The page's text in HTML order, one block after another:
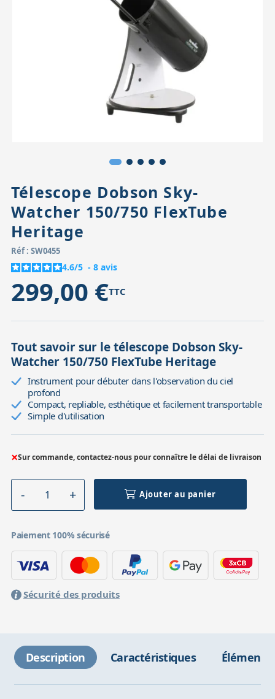
Accessoires pour montures
Télescope Dobson Sky-
Watcher 150/750 FlexTube
Heritage
Réf : SW0455
4.6/5 - 8 avis
299,00 €TTC
Tout savoir sur le télescope Dobson Sky-
Watcher 150/750 FlexTube Heritage
Instrument pour débuter dans l'observation du ciel
profond
Compact, repliable, esthétique et facilement transportable
Simple d'utilisation
×Sur commande, contactez-nous pour connaître le délai de livraison
Ajouter au panier
Paiement 100% sécurisé
Sécurité des produits
Description Caractéristiques Éléments